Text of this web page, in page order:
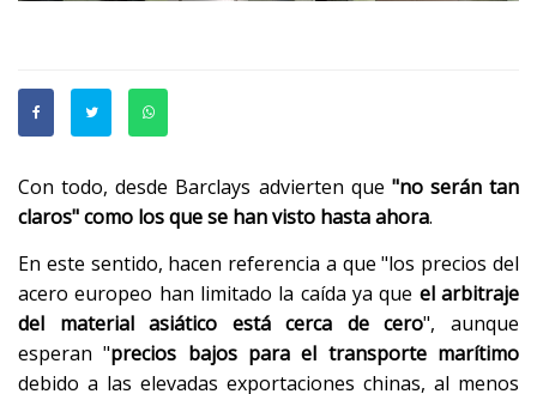
Con todo, desde Barclays advierten que "no serán tan
claros" como los que se han visto hasta ahora.
En este sentido, hacen referencia a que "los precios del
acero europeo han limitado la caída ya que el arbitraje
del material asiático está cerca de cero", aunque
esperan "precios bajos para el transporte marítimo
debido a las elevadas exportaciones chinas, al menos